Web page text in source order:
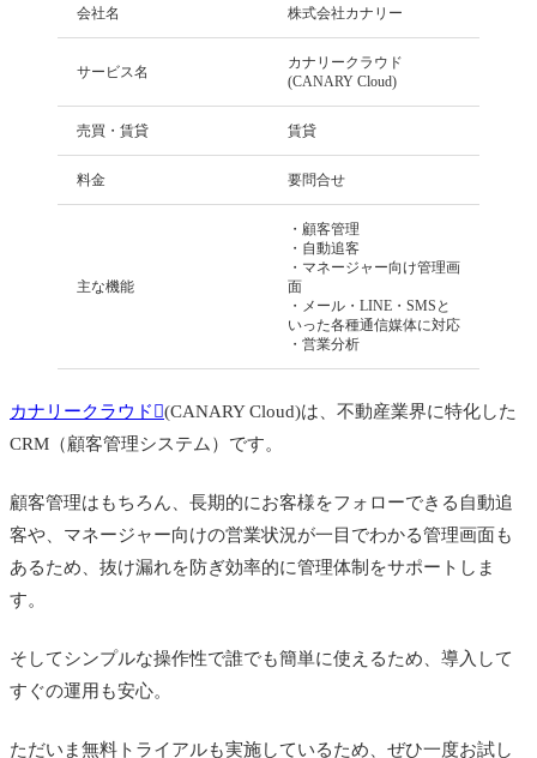
会社名 株式会社カナリー
サービス名
カナリークラウド
(CANARY Cloud)
売買・賃貸 賃貸
料金 要問合せ
主な機能
・顧客管理
・自動追客
・マネージャー向け管理画
面
・メール・LINE・SMSと
いった各種通信媒体に対応
・営業分析
カナリークラウド
(CANARY Cloud)は、不動産業界に特化した
CRM（顧客管理システム）です。
顧客管理はもちろん、長期的にお客様をフォローできる自動追
客や、マネージャー向けの営業状況が一目でわかる管理画面も
あるため、抜け漏れを防ぎ効率的に管理体制をサポートしま
す。
そしてシンプルな操作性で誰でも簡単に使えるため、導入して
すぐの運用も安心。
ただいま無料トライアルも実施しているため、ぜひ一度お試し